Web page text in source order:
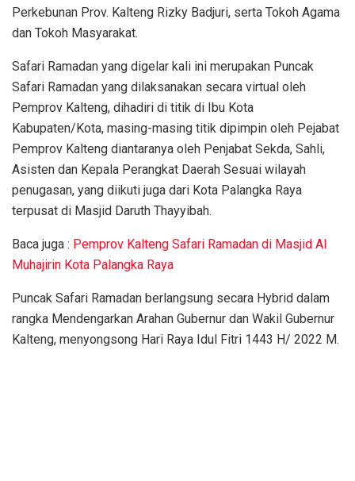
Perkebunan Prov. Kalteng Rizky Badjuri, serta Tokoh Agama
dan Tokoh Masyarakat.
Safari Ramadan yang digelar kali ini merupakan Puncak
Safari Ramadan yang dilaksanakan secara virtual oleh
Pemprov Kalteng, dihadiri di titik di Ibu Kota
Kabupaten/Kota, masing-masing titik dipimpin oleh Pejabat
Pemprov Kalteng diantaranya oleh Penjabat Sekda, Sahli,
Asisten dan Kepala Perangkat Daerah Sesuai wilayah
penugasan, yang diikuti juga dari Kota Palangka Raya
terpusat di Masjid Daruth Thayyibah.
Baca juga : Pemprov Kalteng Safari Ramadan di Masjid Al
Muhajirin Kota Palangka Raya
Puncak Safari Ramadan berlangsung secara Hybrid dalam
rangka Mendengarkan Arahan Gubernur dan Wakil Gubernur
Kalteng, menyongsong Hari Raya Idul Fitri 1443 H/ 2022 M.